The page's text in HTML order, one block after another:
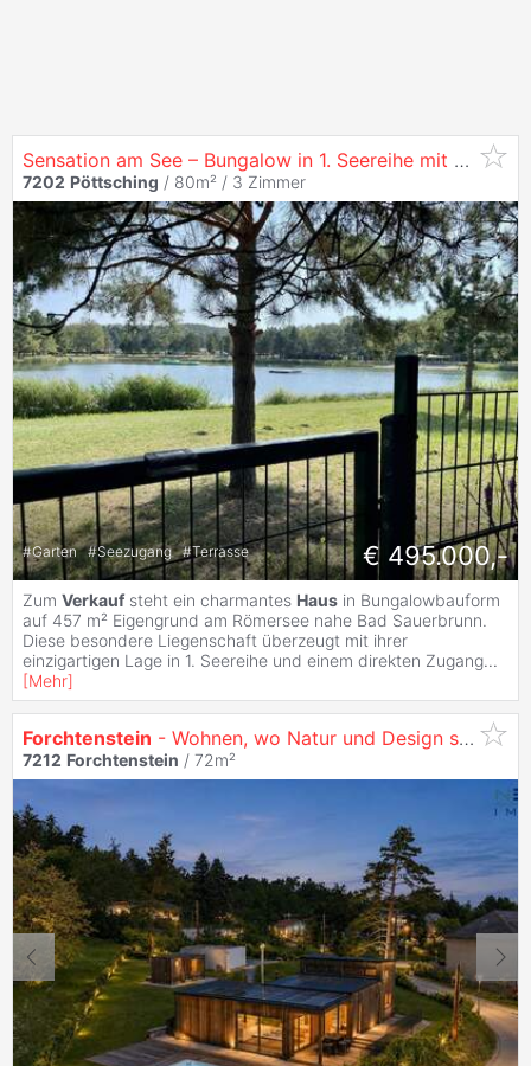
Sensation am See – Bungalow in 1. Seereihe mit direktem Seezugang
7202 Pöttsching / 80m² / 3 Zimmer
#Garten #Seezugang #Terrasse € 495.000,-
Zum Verkauf steht ein charmantes Haus in Bungalowbauform
auf 457 m² Eigengrund am Römersee nahe Bad Sauerbrunn.
Diese besondere Liegenschaft überzeugt mit ihrer
einzigartigen Lage in 1. Seereihe und einem direkten Zugang...
[Mehr]
Forchtenstein - Wohnen, wo Natur und Design sich Begegnen ihr Traumhaus mit Garten, Pool und Beeindruckendem Weitblick
7212 Forchtenstein / 72m²